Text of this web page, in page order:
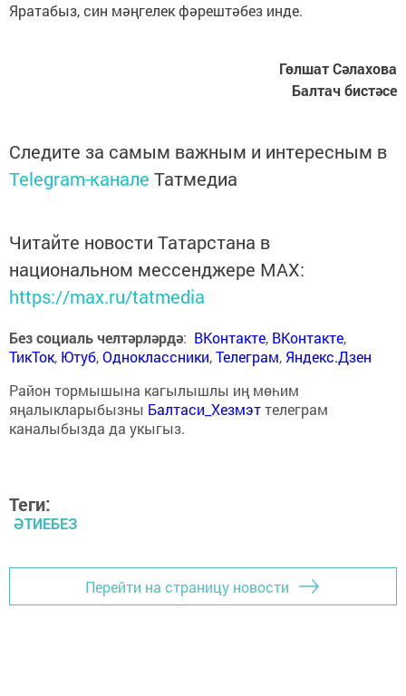
Яратабыз, син мәңгелек фәрештәбез инде.
Гөлшат Сәлахова
Балтач бистәсе
Следите за самым важным и интересным в
Telegram-канале Татмедиа
Читайте новости Татарстана в
национальном мессенджере MАХ:
https://max.ru/tatmedia
Без социаль челтәрләрдә: ВКонтакте, ВКонтакте,
ТикТок, Ютуб,Одноклассники,Телеграм, Яндекс.Дзен
Район тормышына кагылышлы иң мөһим
яңалыкларыбызны Балтаси_Хезмэттелеграм
каналыбызда да укыгыз.
Теги:
ӘТИЕБЕЗ
Перейти на страницу новости